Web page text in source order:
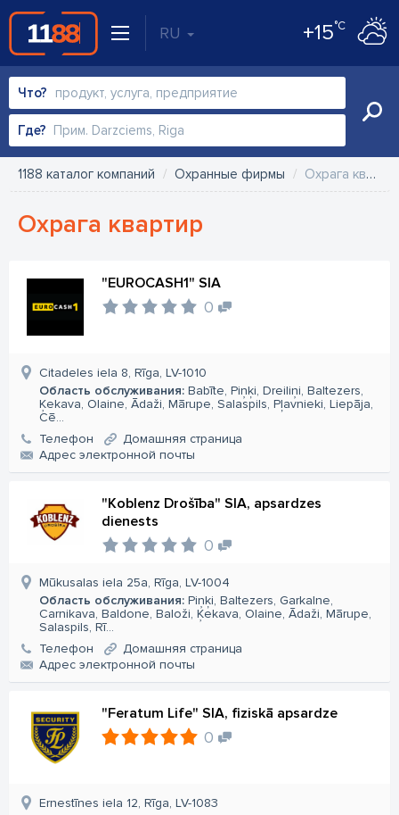
RU +15°C
Что?
Где?
1188 каталог компаний Охранные фирмы Охрага квартир
Охрага квартир
"EUROCASH1" SIA
0
Citadeles iela 8, Rīga, LV-1010
Область обслуживания: Babīte, Piņķi, Dreiliņi, Baltezers,
Ķekava, Olaine, Ādaži, Mārupe, Salaspils, Pļavnieki, Liepāja,
Cē...
Телефон
Домашняя страница
Aдрес электронной почты
"Koblenz Drošība" SIA, apsardzes
dienests
0
Mūkusalas iela 25a, Rīga, LV-1004
Область обслуживания: Piņķi, Baltezers, Garkalne,
Carnikava, Baldone, Baloži, Ķekava, Olaine, Ādaži, Mārupe,
Salaspils, Rī...
Телефон
Домашняя страница
Aдрес электронной почты
"Feratum Life" SIA, fiziskā apsardze
0
Ernestīnes iela 12, Rīga, LV-1083